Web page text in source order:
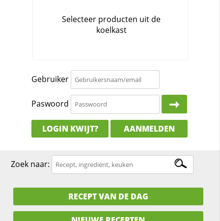
Gebruiker
Paswoord
LOGIN KWIJT? AANMELDEN
Zoek naar:
RECEPT VAN DE DAG